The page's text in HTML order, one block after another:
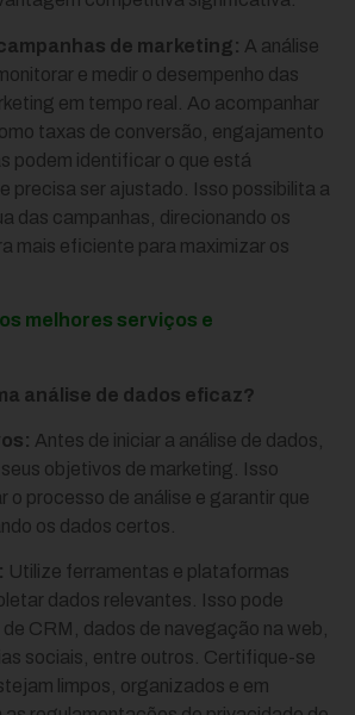
de marketing: A análise
e medir o desempenho das
em tempo real. Ao acompanhar
taxas de conversão, engajamento
podem identificar o que está
precisa ser ajustado. Isso possibilita a
das campanhas, direcionando os
mais eficiente para maximizar os
melhores serviços e
análise de dados eficaz?
Antes de iniciar a análise de dados,
objetivos de marketing. Isso
o processo de análise e garantir que
os dados certos.
Utilize ferramentas e plataformas
dados relevantes. Isso pode
CRM, dados de navegação na web,
sociais, entre outros. Certifique-se
limpos, organizados e em